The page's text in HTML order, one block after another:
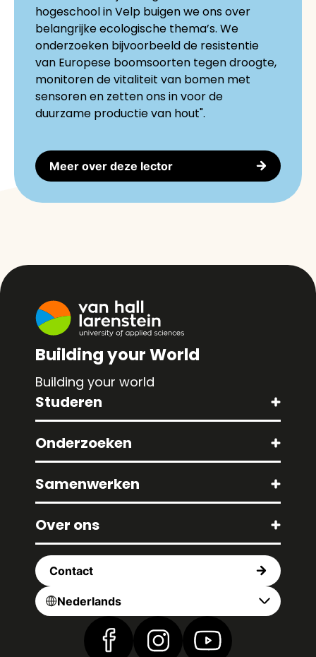
hogeschool in Velp buigen we ons over
belangrijke ecologische thema’s. We
onderzoeken bijvoorbeeld de resistentie
van Europese boomsoorten tegen droogte,
monitoren de vitaliteit van bomen met
sensoren en zetten ons in voor de
duurzame productie van hout".
Meer over deze lector
Building your World
Building your world
Studeren
Onderzoeken
Samenwerken
Over ons
Contact
Nederlands
Vind ons op Facebook
Vind ons op Instagram
Vind ons op